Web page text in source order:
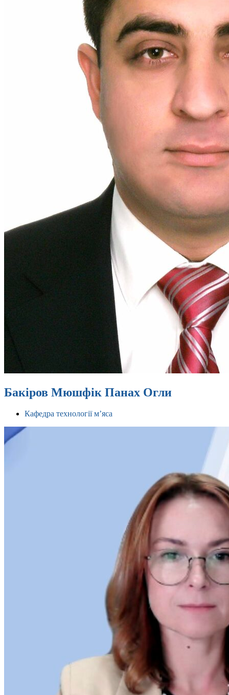
Бакіров Мюшфік Панах Огли
Кафедра технології м’яса